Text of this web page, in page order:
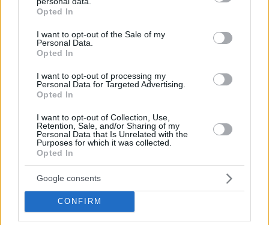
grant or deny consent to Google and its third-party tags to
use your data for below specified purposes in below Google
consent section.
Opted In
I want to opt-out of the Sale of my
Personal Data.
Opted In
I want to opt-out of processing my
Personal Data for Targeted Advertising.
Opted In
I want to opt-out of Collection, Use,
Retention, Sale, and/or Sharing of my
Personal Data that Is Unrelated with the
Purposes for which it was collected.
Opted In
Google consents
CONFIRM
και σύζυγος των θυμάτων στο τροχαίο στις